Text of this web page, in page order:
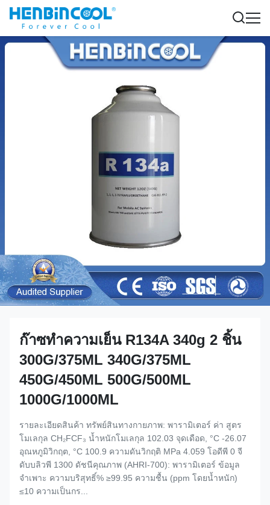
ก๊าซทำความเย็น R134A 340g 2 ชิ้น
300G/375ML 340G/375ML
450G/450ML 500G/500ML
1000G/1000ML
รายละเอียดสินค้า ทรัพย์สินทางกายภาพ: พารามิเตอร์ ค่า สูตร
โมเลกุล CH₂FCF₃ น้ำหนักโมเลกุล 102.03 จุดเดือด, °C -26.07
อุณหภูมิวิกฤต, °C 100.9 ความดันวิกฤติ MPa 4.059 โอดีพี 0 จี
ดับบลิวพี 1300 ดัชนีคุณภาพ (AHRI-700): พารามิเตอร์ ข้อมูล
จำเพาะ ความบริสุทธิ์% ≥99.95 ความชื้น (ppm โดยน้ำหนัก)
≤10 ความเป็นกร...